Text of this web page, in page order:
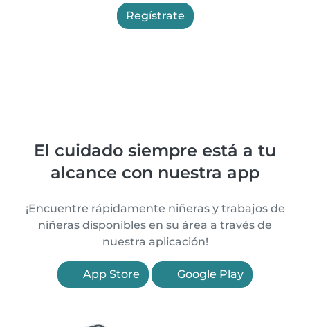
Regístrate
El cuidado siempre está a tu
alcance con nuestra app
¡Encuentre rápidamente niñeras y trabajos de
niñeras disponibles en su área a través de
nuestra aplicación!
App Store Google Play